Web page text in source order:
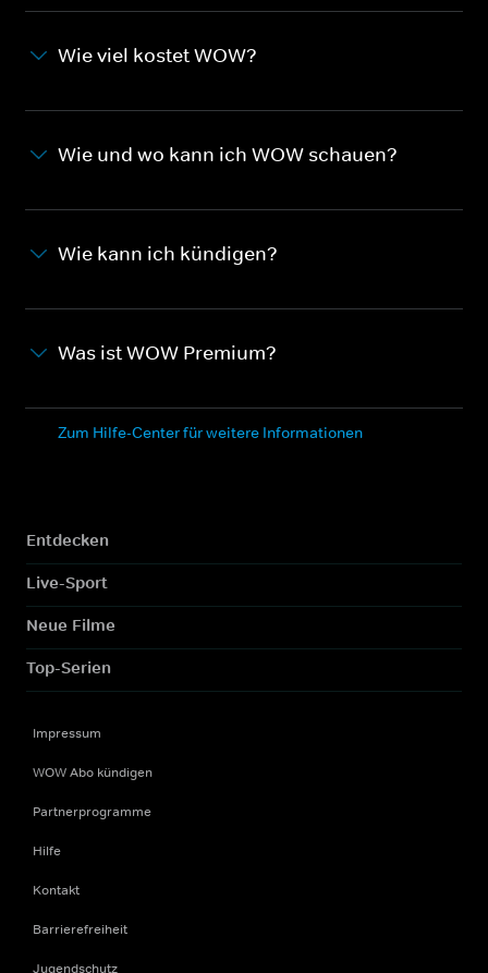
Wie viel kostet WOW?
Wie und wo kann ich WOW schauen?
Wie kann ich kündigen?
Was ist WOW Premium?
Zum Hilfe-Center für weitere Informationen
Entdecken
Live-Sport
Neue Filme
Top-Serien
Impressum
WOW Abo kündigen
Partnerprogramme
Hilfe
Kontakt
Barrierefreiheit
Jugendschutz